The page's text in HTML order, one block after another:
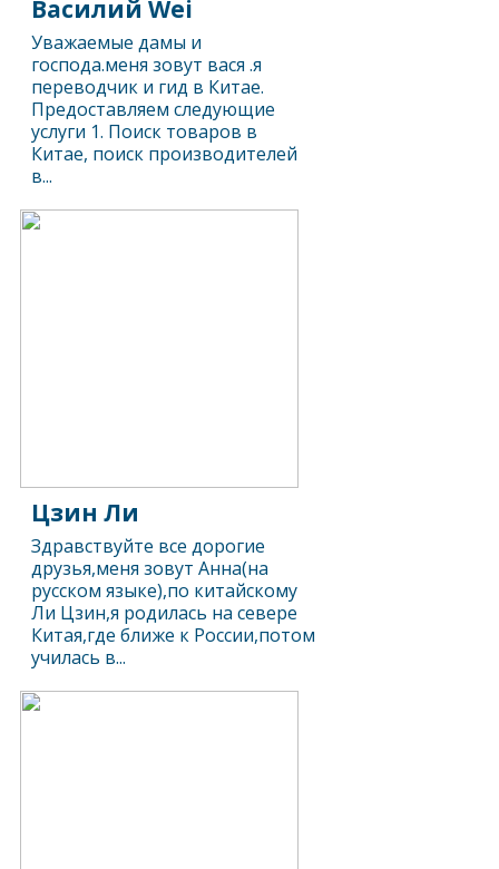
Василий Wei
Уважаемые дамы и
господа.меня зовут вася .я
переводчик и гид в Китае.
Предоставляем следующие
услуги 1. Поиск товаров в
Китае, поиск производителей
в...
Цзин Ли
Здравствуйте все дорогие
друзья,меня зовут Анна(на
русском языке),по китайскому
Ли Цзин,я родилась на севере
Китая,где ближе к России,потом
училась в...